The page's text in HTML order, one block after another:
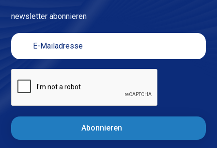
newsletter abonnieren
Abonnieren